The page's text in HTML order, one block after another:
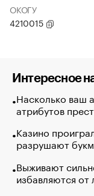
ОКОГУ
4210015
Интересное
Насколько ваш
атрибутов
Казино
разрушают
Выживают
избавляются от